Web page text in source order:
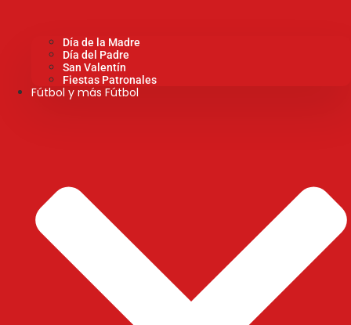
Día de la Madre
Día del Padre
San Valentín
Fiestas Patronales
Fútbol y más Fútbol